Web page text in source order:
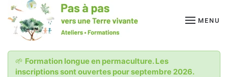
Passer
au
contenu
principal
MENU
🌱 Formation longue en permaculture. Les
inscriptions sont ouvertes pour septembre 2026.